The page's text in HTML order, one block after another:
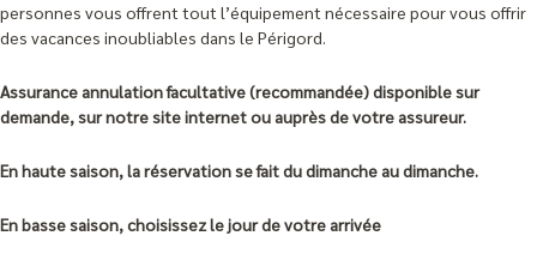
personnes vous offrent tout l’équipement nécessaire pour vous offrir
des vacances inoubliables dans le Périgord.
Assurance annulation facultative (recommandée) disponible sur
demande, sur notre site internet ou auprès de votre assureur.
En haute saison, la réservation se fait du dimanche au dimanche.
En basse saison, choisissez le jour de votre arrivée